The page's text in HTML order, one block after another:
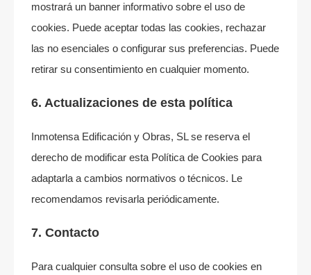
mostrará un banner informativo sobre el uso de
cookies. Puede aceptar todas las cookies, rechazar
las no esenciales o configurar sus preferencias. Puede
retirar su consentimiento en cualquier momento.
6. Actualizaciones de esta política
Inmotensa Edificación y Obras, SL se reserva el
derecho de modificar esta Política de Cookies para
adaptarla a cambios normativos o técnicos. Le
recomendamos revisarla periódicamente.
7. Contacto
Para cualquier consulta sobre el uso de cookies en